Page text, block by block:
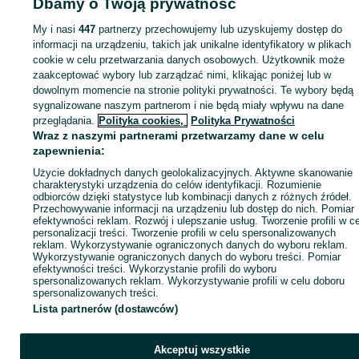
Strona główna Elektronika Sprzęt AGD AGD drobne
KATEGORIA
ID:1026870416 Wyświetlenia:
Wyślij wiadomość
Dbamy o Twoją prywatność
My i nasi447 partnerzy przechowujemy lub uzyskujemy dostęp do
informacji na urządzeniu, takich jak unikalne identyfikatory w plikach
cookie w celu przetwarzania danych osobowych. Użytkownik może
zaakceptować wybory lub zarządzać nimi, klikając poniżej lub w
dowolnym momencie na stronie polityki prywatności. Te wybory będą
sygnalizowane naszym partnerom i nie będą miały wpływu na dane
przeglądania. Polityka cookies, Polityka Prywatności
Wraz z naszymi partnerami przetwarzamy dane w celu
zapewnienia:
Użycie dokładnych danych geolokalizacyjnych. Aktywne skanowanie
charakterystyki urządzenia do celów identyfikacji. Rozumienie
odbiorców dzięki statystyce lub kombinacji danych z różnych źródeł.
Przechowywanie informacji na urządzeniu lub dostęp do nich. Pomiar
efektywności reklam. Rozwój i ulepszanie usług. Tworzenie profili w
personalizacji treści. Tworzenie profili w celu spersonalizowanych
reklam. Wykorzystywanie ograniczonych danych do wyboru reklam.
Wykorzystywanie ograniczonych danych do wyboru treści. Pomiar
efektywności treści. Wykorzystanie profili do wyboru
spersonalizowanych reklam. Wykorzystywanie profili w celu doboru
spersonalizowanych treści.
Lista partnerów (dostawców)
Akceptuj wszystkie